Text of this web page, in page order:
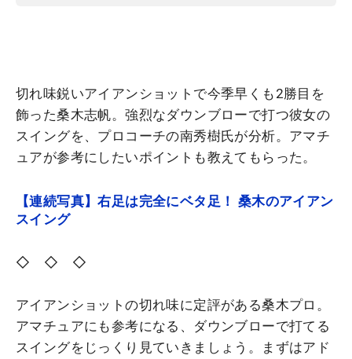
切れ味鋭いアイアンショットで今季早くも2勝目を
飾った桑木志帆。強烈なダウンブローで打つ彼女の
スイングを、プロコーチの南秀樹氏が分析。アマチ
ュアが参考にしたいポイントも教えてもらった。
【連続写真】右足は完全にベタ足！ 桑木のアイアン
スイング
◇ ◇ ◇
アイアンショットの切れ味に定評がある桑木プロ。
アマチュアにも参考になる、ダウンブローで打てる
スイングをじっくり見ていきましょう。まずはアド